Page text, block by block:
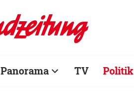
Panorama TV Politik